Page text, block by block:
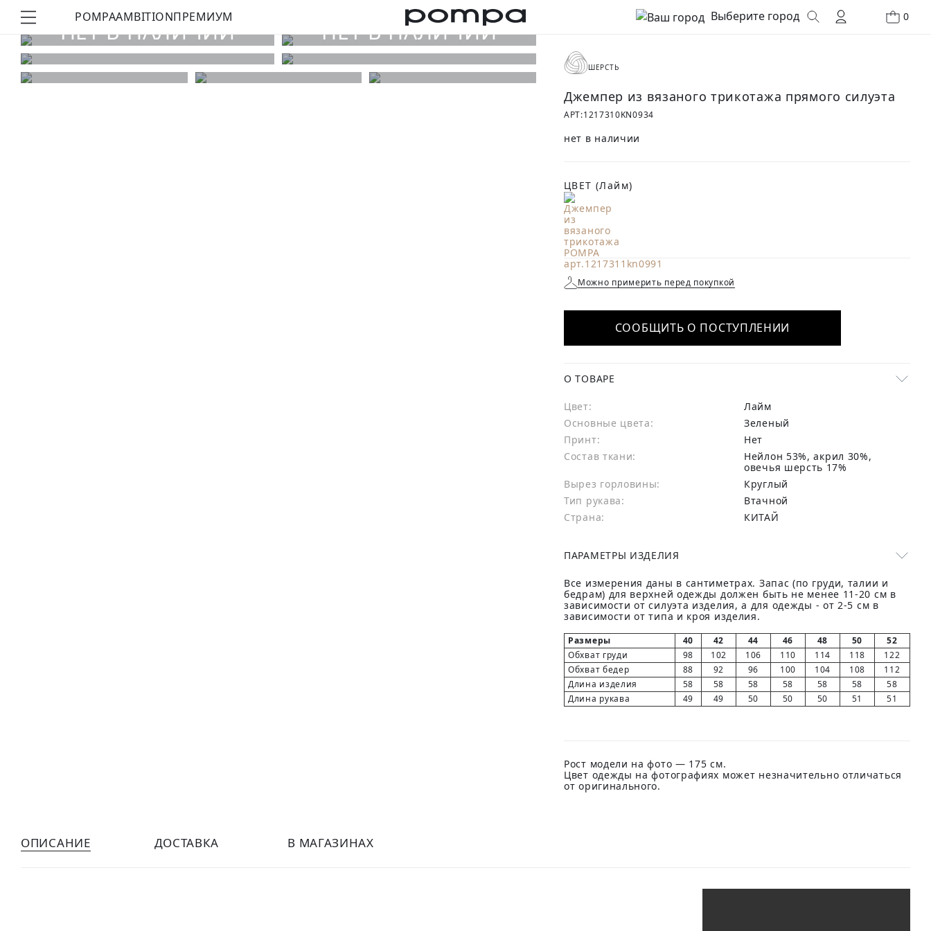
POMPAAMBITIONПРЕМИУМ Выберите город 0
ШЕРСТЬ
Джемпер из вязаного трикотажа прямого силуэта
АРТ:1217310KN0934
нет в наличии
ЦВЕТ (Лайм)
Можно примерить перед покупкой
СООБЩИТЬ О ПОСТУПЛЕНИИ
О ТОВАРЕ
Цвет:
Лайм
Основные цвета:
зеленый
Принт:
Нет
Состав ткани:
нейлон 53%, акрил 30%,
овечья шерсть 17%
Вырез горловины:
Круглый
Тип рукава:
Втачной
Страна:
КИТАЙ
ПАРАМЕТРЫ ИЗДЕЛИЯ
Все измерения даны в сантиметрах. Запас (по груди, талии и
бедрам) для верхней одежды должен быть не менее 11-20 см в
зависимости от силуэта изделия, а для одежды - от 2-5 см в
зависимости от типа и кроя изделия.
Размеры 40 42 44 46 48 50
52
Обхват груди
98 102 106 110 114 118
122
Обхват бедер
88 92 96 100 104 108
112
Длина изделия
58 58 58 58 58 58
58
Длина рукава
49 49 50 50 50 51 51
Рост модели на фото — 175 см.
Цвет одежды на фотографиях может незначительно отличаться
от оригинального.
ОПИСАНИЕ ДОСТАВКА В МАГАЗИНАХ